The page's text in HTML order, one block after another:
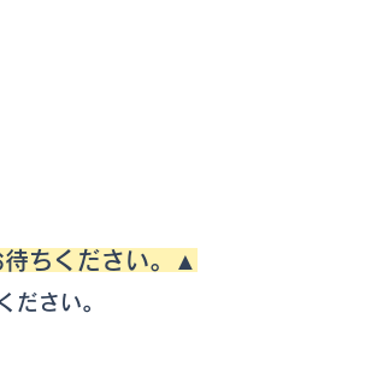
ちください。▲
ださい。